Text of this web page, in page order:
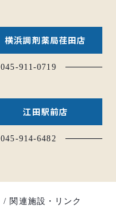
横浜調剤薬局荏田店
045-911-0719
江田駅前店
045-914-6482
/ 関連施設・リンク